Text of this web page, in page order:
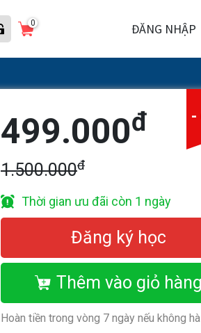
0 ĐĂNG NHẬP
499.000đ
1.500.000đ
-
Thời gian ưu đãi còn 1 ngày
Đăng ký học
Thêm vào giỏ hàng
Hoàn tiền trong vòng 7 ngày nếu không